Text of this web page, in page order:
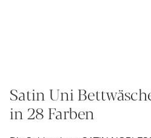
Satin Uni
in 28 Farben